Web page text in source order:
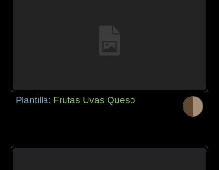
Plantilla: Frutas Uvas Queso